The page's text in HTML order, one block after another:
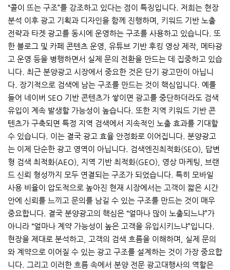
“콜이 뜨는 구조”를 강조하고 있다는 점이 특징입니다. 저희는 현장
분석 이후 광고 기획과 디자인을 함께 진행하며, 키워드 기반 노출
전략과 타겟 광고를 동시에 운영하는 구조를 사용하고 있습니다. 또
한 블로그 및 카페 콘텐츠 운영, 유튜브 기반 후킹 영상 제작, 메타광
고 운영 등을 병행하면서 실제 문의 전환을 만드는 데 집중하고 있습
니다. 최근 분양광고 시장에서 중요한 것은 단기 광고만이 아닙니
다. 장기적으로 검색에 남는 구조를 만드는 것이 핵심입니다. 예를
들어 네이버 SEO 기반 콘텐츠가 쌓이면 광고를 중단하더라도 검색
유입이 계속 발생할 가능성이 높습니다. 또한 지역 키워드 기반 콘
텐츠가 구축되면 특정 지역 검색에서 지속적인 노출 효과를 기대할
수 있습니다. 이는 결국 광고 효율 안정화로 이어집니다. 분양광고
는 이제 단순한 광고 영역이 아닙니다. 검색엔진최적화(SEO), 답변
형 검색 최적화(AEO), 지역 기반 최적화(GEO), 영상 마케팅, 브랜
드 신뢰 형성까지 모두 연결되는 구조가 되었습니다. 특히 모바일
사용 비율이 압도적으로 높아진 현재 시장에서는 고객이 짧은 시간
안에 신뢰를 느끼고 문의를 남길 수 있는 구조를 만드는 것이 매우
중요합니다. 결국 분양광고의 핵심은 “얼마나 많이 노출되느냐”가
아니라 “얼마나 계약 가능성이 높은 고객을 유입시키느냐”입니다.
현장을 제대로 분석하고, 고객의 검색 흐름을 이해하며, 실제 문의
와 계약으로 이어질 수 있는 광고 구조를 설계하는 것이 가장 중요합
니다. 그리고 이러한 흐름 속에서 분양 전문 광고대행사의 역할은